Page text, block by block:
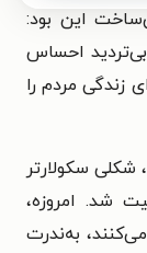
این بود:
بی‌تردید احساس
زندگی مردم را
سکولارتر
شد. امروزه،
به‌ندرت